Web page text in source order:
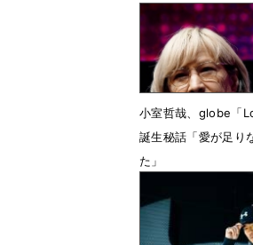
7月22日 17時00分
小室哲哉、globe「
誕生秘話「愛が足り
た」